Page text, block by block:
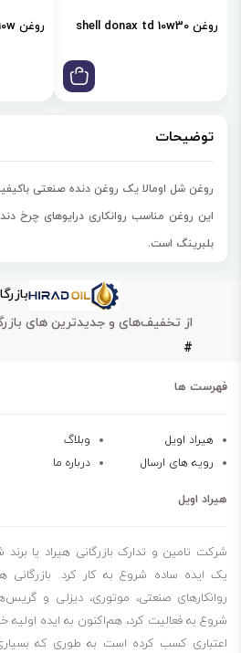
روغن shell donax td 10w30 روغن shell donax tc 10w
توضیحات
روغن شل اومالا یک روغن دنده صنعتی
این روغن مناسب روانکاریدرایوهای چرخ
بلبرینگ است.
گیربکس‌های صنعتی حمل بار سنگین است.
این روغن همچنین دریاتاقان‌ها و
سطوح
این روغن همچنین در مقابل اکسیداسیون
حرارتی خوبی دارد.
خاصیت ضد اصطحکاک
پایداری حرارتی عالی
ضد زنگ زدگی و ضد خوردگی
محافظت در برابر آلودگی
از تخفیف‌های و جدیدترین های
#
فهرست ها
هیراد اویل وبلاگ
رویه های ارسال
درباره ما
هیراد اویل
شرکت تامین و تدارک بازرگانی هیراد یا برند
یک ایده ساده شروع به کار کرد. بازرگانی
روانکارهای صنعتی، موتوری، دیزلی و
شروع به فعالیت کرد، هم‌اکنون به ایده اولیه
اعتباری کسب کرده است به طوری که بسیاری